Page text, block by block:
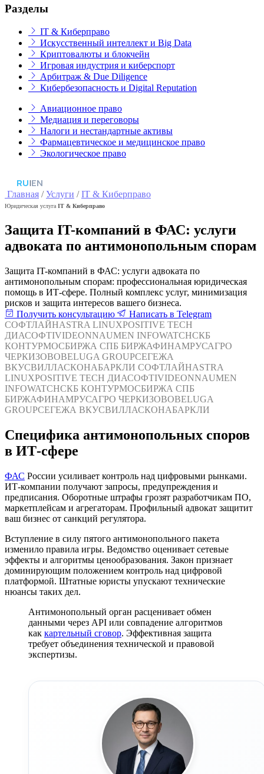
Разделы
IT & Киберправо
Искусственный интеллект и Big Data
Криптовалюты и блокчейн
Игровая индустрия и киберспорт
Арбитраж & Due Diligence
Кибербезопасность и Digital Reputation
Авиационное право
Медиация и переговоры
Налоги и нестандартные активы
Фармацевтическое и медицинское право
Экологическое право
RU|EN
Главная /Услуги /IT & Киберправо
Юридическая услуга IT & Киберправо
Защита IT-компаний в ФАС: услуги
адвоката по антимонопольным спорам
Защита IT-компаний в ФАС: услуги адвоката по
антимонопольным спорам: профессиональная юридическая
помощь в ИТ-сфере. Полный комплекс услуг, минимизация
рисков и защита интересов вашего бизнеса.
Получить консультацию
Написать в Telegram
СОФТЛАЙНASTRA LINUXPOSITIVE TECH
ДИАСОФТIVIDEONNAUMEN INFOWATCHСКБ
КОНТУРМОСБИРЖА СПБ БИРЖАФИНАМРУСАГРО
ЧЕРКИЗОВОBELUGA GROUPСЕГЕЖА
ВКУСВИЛЛАСКОНАБАРКЛИ СОФТЛАЙНASTRA
LINUXPOSITIVE TECH ДИАСОФТIVIDEONNAUMEN
INFOWATCHСКБ КОНТУРМОСБИРЖА СПБ
БИРЖАФИНАМРУСАГРО ЧЕРКИЗОВОBELUGA
GROUPСЕГЕЖА ВКУСВИЛЛАСКОНАБАРКЛИ
Специфика антимонопольных споров
в ИТ-сфере
ФАС России усиливает контроль над цифровыми рынками.
ИТ-компании получают запросы, предупреждения и
предписания. Оборотные штрафы грозят разработчикам ПО,
маркетплейсам и агрегаторам. Профильный адвокат защитит
ваш бизнес от санкций регулятора.
Вступление в силу пятого антимонопольного пакета
изменило правила игры. Ведомство оценивает сетевые
эффекты и алгоритмы ценообразования. Закон признает
доминирующим положением контроль над цифровой
платформой. Штатные юристы упускают технические
нюансы таких дел.
Антимонопольный орган расценивает обмен
данными через API или совпадение алгоритмов
как картельный сговор. Эффективная защита
требует объединения технической и правовой
экспертизы.